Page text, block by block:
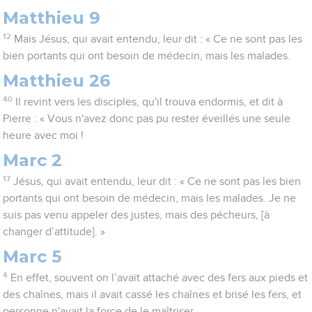
Matthieu 9
12 Mais Jésus, qui avait entendu, leur dit : « Ce ne sont pas les
bien portants qui ont besoin de médecin, mais les malades.
Matthieu 26
40
Il revint vers les disciples, qu'il trouva endormis, et dit à
Pierre : « Vous n'avez donc pas pu rester éveillés une seule
heure avec moi !
Marc 2
17 Jésus, qui avait entendu, leur dit : « Ce ne sont pas les bien
portants qui ont besoin de médecin, mais les malades. Je ne
suis pas venu appeler des justes, mais des pécheurs, [à
changer d’attitude]. »
Marc 5
4 En effet, souvent on l’avait attaché avec des fers aux pieds et
des chaînes, mais il avait cassé les chaînes et brisé les fers, et